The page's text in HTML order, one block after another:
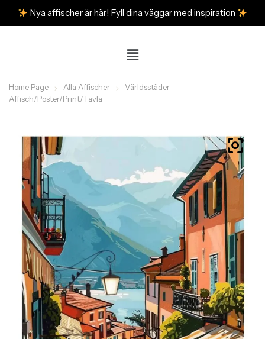
Nya affischer är här! Fyll dina väggar med inspiration
Home Page Alla Affischer
Världsstäder
Affisch/Poster/Print/Tavla